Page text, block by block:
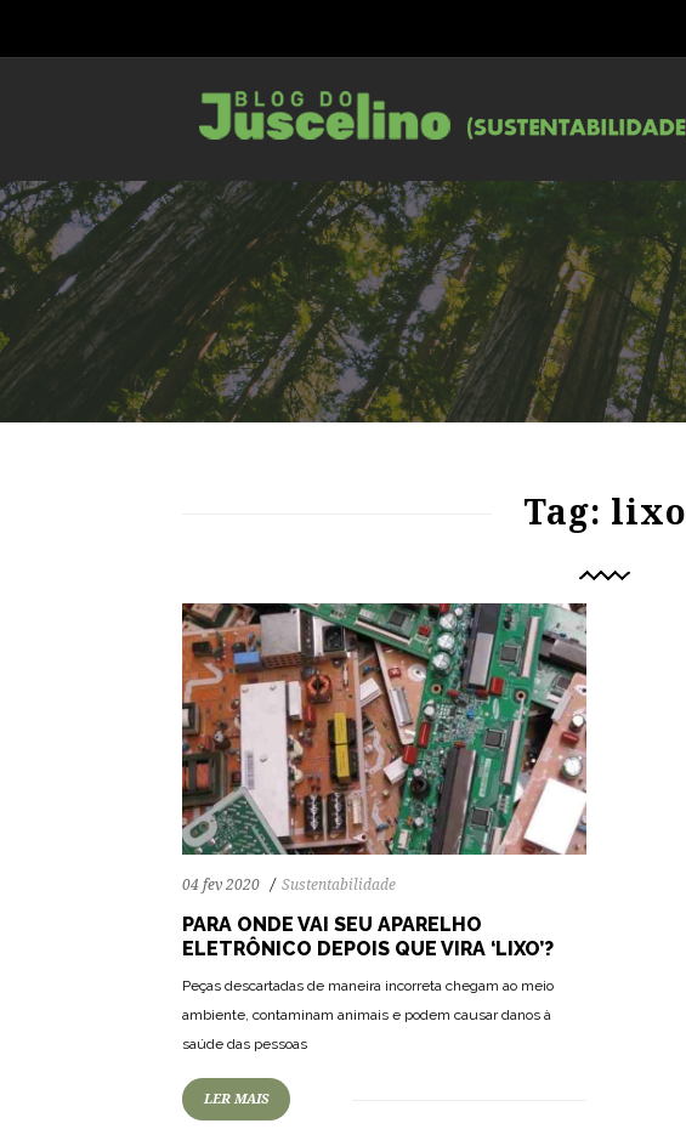
Tag: lixo
04 fev 2020 Sustentabilidade
PARA ONDE VAI SEU APARELHO
ELETRÔNICO DEPOIS QUE VIRA ‘LIXO’?
Peças descartadas de maneira incorreta chegam ao meio
ambiente, contaminam animais e podem causar danos à
saúde das pessoas
LER MAIS